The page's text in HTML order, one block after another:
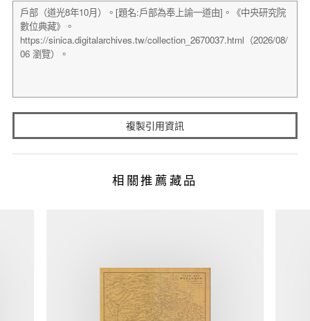
複製引用資訊
相關推薦藏品